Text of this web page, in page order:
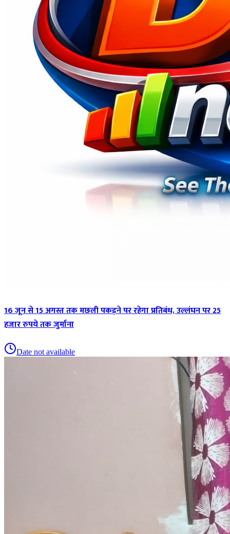
16 जून से 15 अगस्त तक मछली पकड़ने पर रहेगा प्रतिबंध, उल्लंघन पर 25
हजार रुपये तक जुर्माना
Date not available